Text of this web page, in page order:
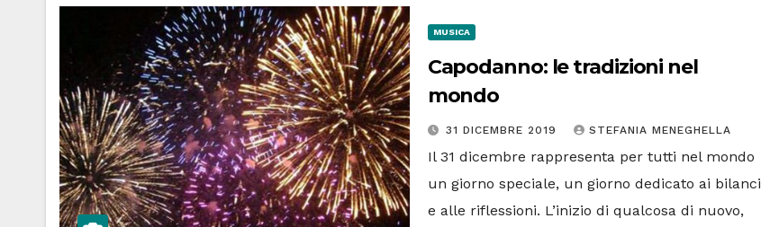
MUSICA
Capodanno: le tradizioni nel
mondo
31 DICEMBRE 2019 STEFANIA MENEGHELLA
Il 31 dicembre rappresenta per tutti nel mondo
un giorno speciale, un giorno dedicato ai bilanci
e alle riflessioni. L’inizio di qualcosa di nuovo,